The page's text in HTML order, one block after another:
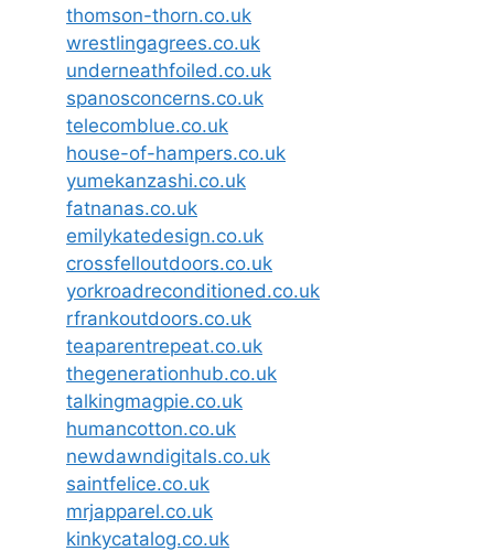
thomson-thorn.co.uk
wrestlingagrees.co.uk
underneathfoiled.co.uk
spanosconcerns.co.uk
telecomblue.co.uk
house-of-hampers.co.uk
yumekanzashi.co.uk
fatnanas.co.uk
emilykatedesign.co.uk
crossfelloutdoors.co.uk
yorkroadreconditioned.co.uk
rfrankoutdoors.co.uk
teaparentrepeat.co.uk
thegenerationhub.co.uk
talkingmagpie.co.uk
humancotton.co.uk
newdawndigitals.co.uk
saintfelice.co.uk
mrjapparel.co.uk
kinkycatalog.co.uk